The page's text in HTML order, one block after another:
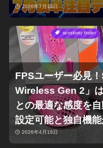
2026年7月13日
sensitivity finder
FPSユーザー必見
Wireless Gen 2」
との最適な感度を
設定可能と独自機
2026年4月16日